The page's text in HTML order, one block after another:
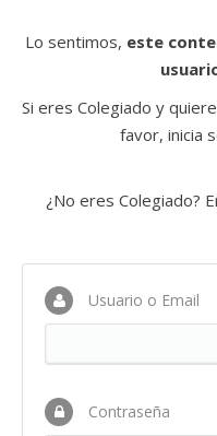
Lo sentimos, este
Si eres Colegiado y
favor, inicia
¿No eres Colegiado?
Usuario o Email
Contraseña